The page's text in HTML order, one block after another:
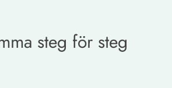
steg för steg